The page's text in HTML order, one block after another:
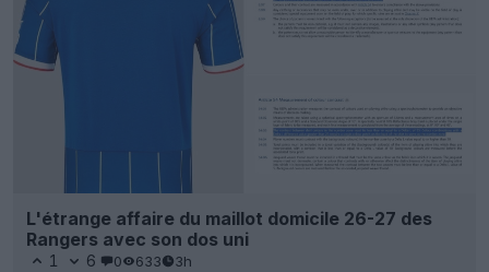
L'étrange affaire du maillot domicile 26-27 des
Rangers avec son dos uni
1 6 0 633 3h